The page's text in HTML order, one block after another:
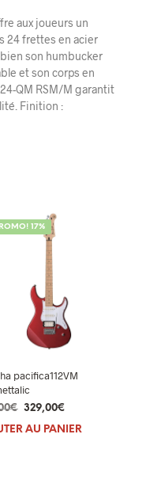
aux joueurs un
24 frettes en acier
son humbucker
et son corps en
QM RSM/M garantit
Finition :
17%
pacifica112VM
€ Le
prix
329,00€Le
prix
AU PANIER